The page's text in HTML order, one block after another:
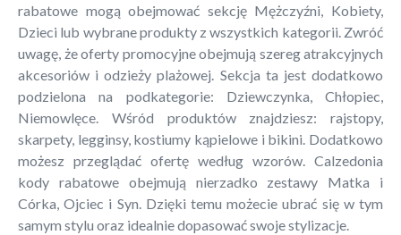
rabatowe mogą obejmować sekcję Mężczyźni, Kobiety,
Dzieci lub wybrane produkty z wszystkich kategorii. Zwróć
uwagę, że oferty promocyjne obejmują szereg atrakcyjnych
akcesoriów i odzieży plażowej. Sekcja ta jest dodatkowo
podzielona na podkategorie: Dziewczynka, Chłopiec,
Niemowlęce. Wśród produktów znajdziesz: rajstopy,
skarpety, legginsy, kostiumy kąpielowe i bikini. Dodatkowo
możesz przeglądać ofertę według wzorów. Calzedonia
kody rabatowe obejmują nierzadko zestawy Matka i
Córka, Ojciec i Syn. Dzięki temu możecie ubrać się w tym
samym stylu oraz idealnie dopasować swoje stylizacje.